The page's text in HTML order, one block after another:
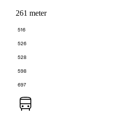
261 meter
516
526
528
598
697